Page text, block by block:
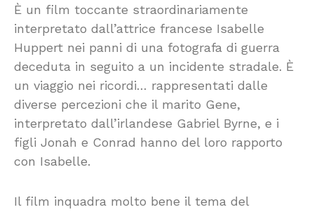
È un film toccante straordinariamente
interpretato dall’attrice francese Isabelle
Huppert nei panni di una fotografa di guerra
deceduta in seguito a un incidente stradale. È
un viaggio nei ricordi… rappresentati dalle
diverse percezioni che il marito Gene,
interpretato dall’irlandese Gabriel Byrne, e i
figli Jonah e Conrad hanno del loro rapporto
con Isabelle.
Il film inquadra molto bene il tema del